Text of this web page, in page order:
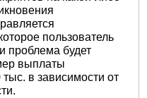
пользователь
проблема будет
выплаты
в зависимости от